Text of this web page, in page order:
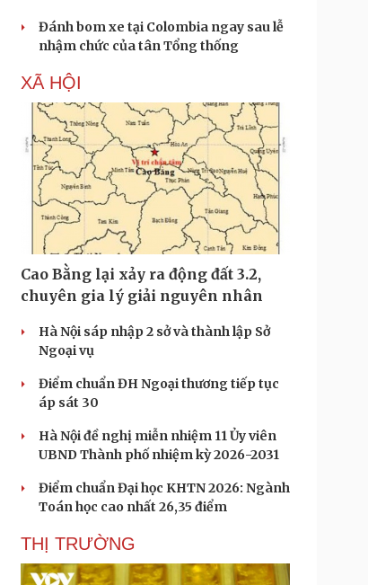
Đánh bom xe tại Colombia ngay sau lễ
nhậm chức của tân Tổng thống
XÃ HỘI
Cao Bằng lại xảy ra động đất 3.2,
chuyên gia lý giải nguyên nhân
Hà Nội sáp nhập 2 sở và thành lập Sở
Ngoại vụ
Điểm chuẩn ĐH Ngoại thương tiếp tục
áp sát 30
Hà Nội đề nghị miễn nhiệm 11 Ủy viên
UBND Thành phố nhiệm kỳ 2026-2031
Điểm chuẩn Đại học KHTN 2026: Ngành
Toán học cao nhất 26,35 điểm
THỊ TRƯỜNG